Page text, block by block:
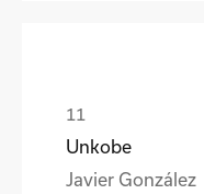
Unkobe
Javier González